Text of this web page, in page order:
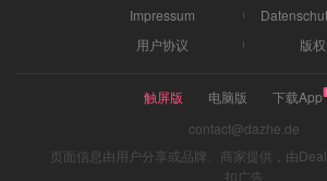
Impressum
用户协议
版
触屏版 电脑版
下载App
contact@dazhe.de
页面信息由用户分享或品牌、商家提供，由
扣广告